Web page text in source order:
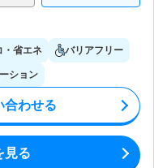
・省エネ バリアフリー
ション
合わせる
見る